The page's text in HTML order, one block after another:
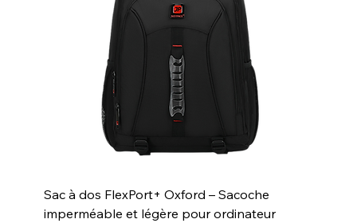
Sac à dos FlexPort+ Oxford – Sacoche
imperméable et légère pour ordinateur